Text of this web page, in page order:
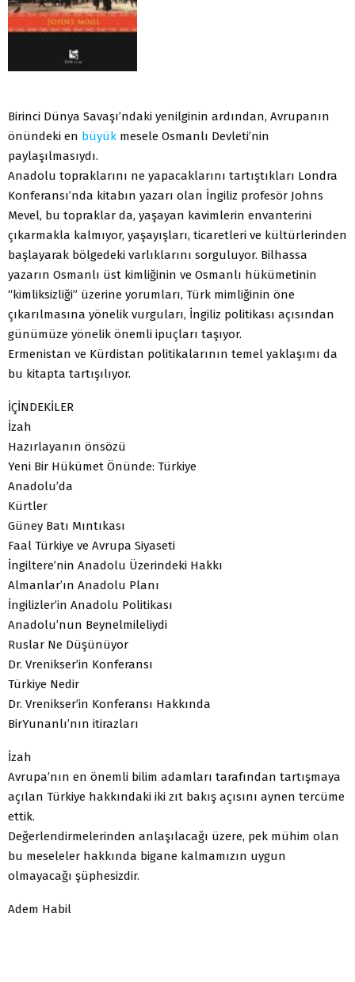
Birinci Dünya Savaşı’ndaki yenilginin ardından, Avrupanın
önündeki en büyük mesele Osmanlı Devleti’nin
paylaşılmasıydı.
Anadolu topraklarını ne yapacaklarını tartıştıkları Londra
Konferansı’nda kitabın yazarı olan İngiliz profesör Johns
Mevel, bu topraklar da, yaşayan kavimlerin envanterini
çıkarmakla kalmıyor, yaşayışları, ticaretleri ve kültürlerinden
başlayarak bölgedeki varlıklarını sorguluyor. Bilhassa
yazarın Osmanlı üst kimliğinin ve Osmanlı hükümetinin
“kimliksizliği” üzerine yorumları, Türk mimliğinin öne
çıkarılmasına yönelik vurguları, İngiliz politikası açısından
günümüze yönelik önemli ipuçları taşıyor.
Ermenistan ve Kürdistan politikalarının temel yaklaşımı da
bu kitapta tartışılıyor.
İÇİNDEKİLER
İzah
Hazırlayanın önsözü
Yeni Bir Hükümet Önünde: Türkiye
Anadolu’da
Kürtler
Güney Batı Mıntıkası
Faal Türkiye ve Avrupa Siyaseti
İngiltere’nin Anadolu Üzerindeki Hakkı
Almanlar’ın Anadolu Planı
İngilizler’in Anadolu Politikası
Anadolu’nun Beynelmileliydi
Ruslar Ne Düşünüyor
Dr. Vrenikser’in Konferansı
Türkiye Nedir
Dr. Vrenikser’in Konferansı Hakkında
BirYunanlı’nın itirazları
İzah
Avrupa’nın en önemli bilim adamları tarafından tartışmaya
açılan Türkiye hakkındaki iki zıt bakış açısını aynen tercüme
ettik.
Değerlendirmelerinden anlaşılacağı üzere, pek mühim olan
bu meseleler hakkında bigane kalmamızın uygun
olmayacağı şüphesizdir.
Adem Habil